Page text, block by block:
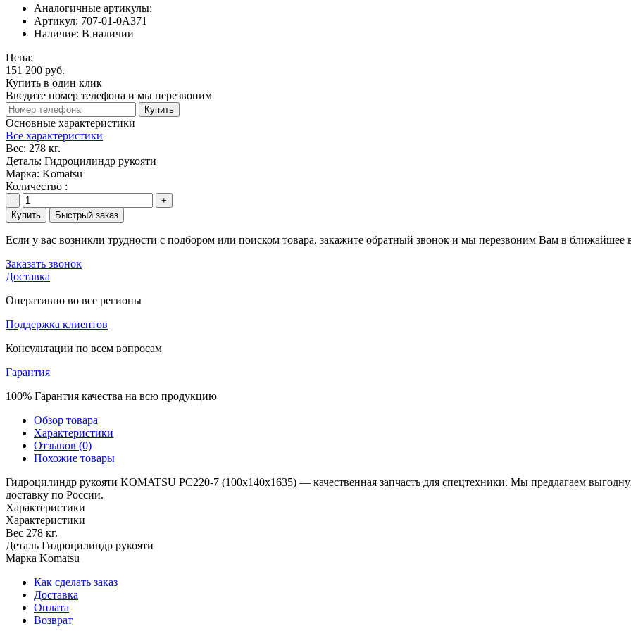
Аналогичные артикулы:
Артикул: 707-01-0A371
Наличие: В наличии
Цена:
151 200 руб.
Купить в один клик
Введите номер телефона и мы перезвоним
Купить
Основные характеристики
Все характеристики
Вес: 278 кг.
Деталь: Гидроцилиндр рукояти
Марка: Komatsu
Количество :
-
+
Купить
Быстрый заказ
Если у вас возникли трудности с подбором или поиском товара, закажите обратный звонок и мы перезвоним Вам в ближайшее
Заказать звонок
Доставка
Оперативно во все регионы
Поддержка клиентов
Консультации по всем вопросам
Гарантия
100% Гарантия качества на всю продукцию
Обзор товара
Характеристики
Отзывов (0)
Похожие товары
Гидроцилиндр рукояти KOMATSU PC220-7 (100x140x1635) — качественная запчасть для спецтехники. Мы предлагаем
доставку по России.
Характеристики
Характеристики
Вес 278 кг.
Деталь Гидроцилиндр рукояти
Марка Komatsu
Как сделать заказ
Доставка
Оплата
Возврат